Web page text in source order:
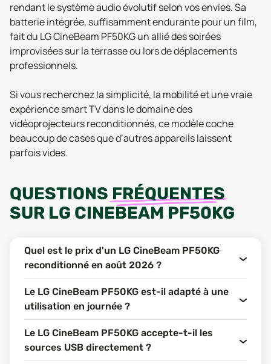
rendant le système audio évolutif selon vos envies. Sa
batterie intégrée, suffisamment endurante pour un film,
fait du LG CineBeam PF50KG un allié des soirées
improvisées sur la terrasse ou lors de déplacements
professionnels.
Si vous recherchez la simplicité, la mobilité et une vraie
expérience smart TV dans le domaine des
vidéoprojecteurs reconditionnés, ce modèle coche
beaucoup de cases que d’autres appareils laissent
parfois vides.
QUESTIONS FRÉQUENTES
SUR LG CINEBEAM PF50KG
Quel est le prix d'un LG CineBeam PF50KG
reconditionné en août 2026 ?
Le LG CineBeam PF50KG est-il adapté à une
utilisation en journée ?
Le LG CineBeam PF50KG accepte-t-il les
sources USB directement ?